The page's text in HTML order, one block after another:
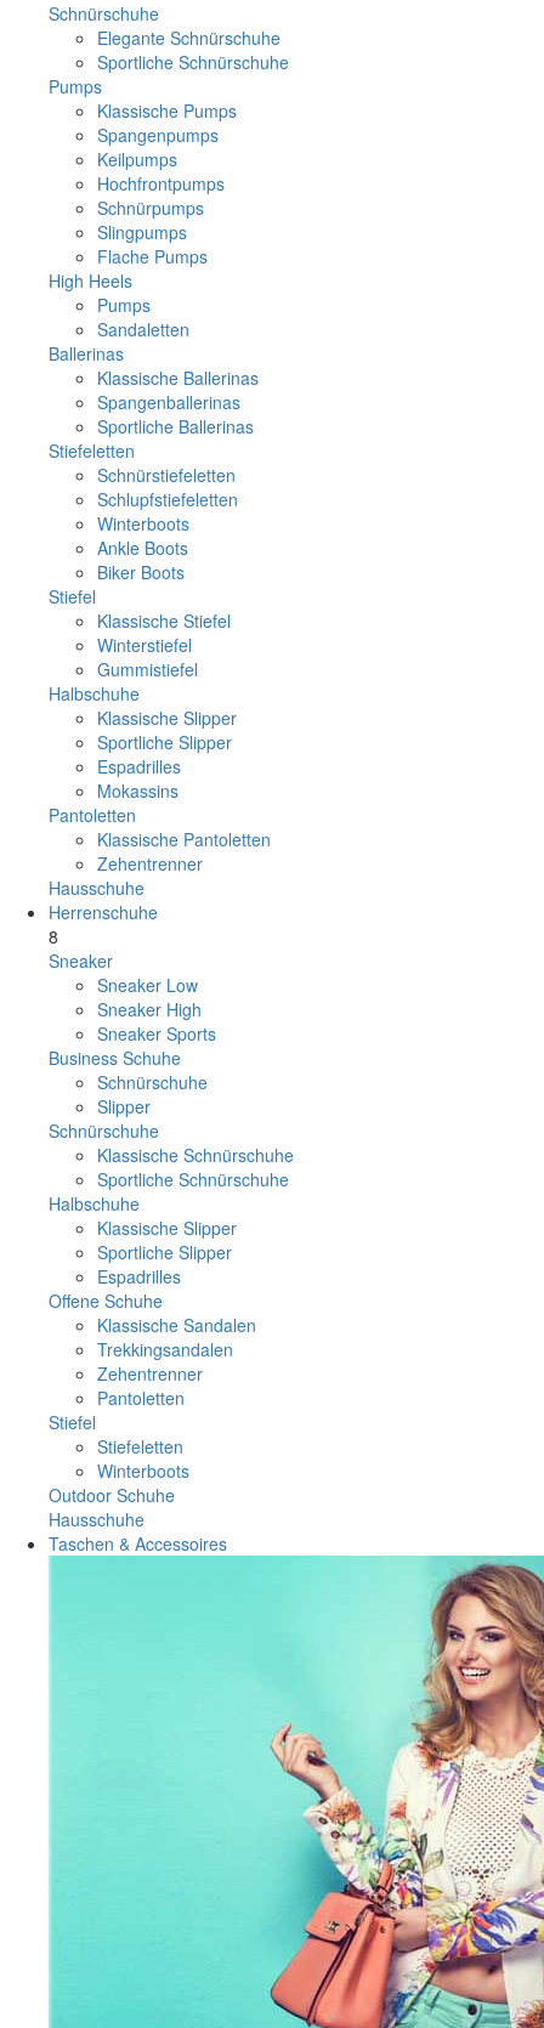
Schnürschuhe
Elegante Schnürschuhe
Sportliche Schnürschuhe
Pumps
Klassische Pumps
Spangenpumps
Keilpumps
Hochfrontpumps
Schnürpumps
Slingpumps
Flache Pumps
High Heels
Pumps
Sandaletten
Ballerinas
Klassische Ballerinas
Spangenballerinas
Sportliche Ballerinas
Stiefeletten
Schnürstiefeletten
Schlupfstiefeletten
Winterboots
Ankle Boots
Biker Boots
Stiefel
Klassische Stiefel
Winterstiefel
Gummistiefel
Halbschuhe
Klassische Slipper
Sportliche Slipper
Espadrilles
Mokassins
Pantoletten
Klassische Pantoletten
Zehentrenner
Hausschuhe
Herrenschuhe
8
Sneaker
Sneaker Low
Sneaker High
Sneaker Sports
Business Schuhe
Schnürschuhe
Slipper
Schnürschuhe
Klassische Schnürschuhe
Sportliche Schnürschuhe
Halbschuhe
Klassische Slipper
Sportliche Slipper
Espadrilles
Offene Schuhe
Klassische Sandalen
Trekkingsandalen
Zehentrenner
Pantoletten
Stiefel
Stiefeletten
Winterboots
Outdoor Schuhe
Hausschuhe
Taschen & Accessoires